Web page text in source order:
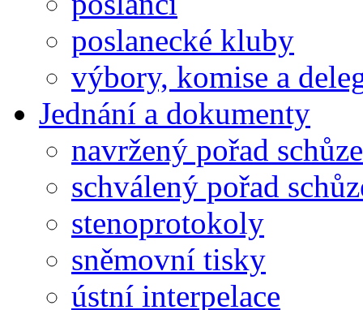
poslanecké kluby
výbory, komise a
Jednání a dokumenty
navržený pořad schůze
schválený pořad
stenoprotokoly
sněmovní tisky
ústní interpelace